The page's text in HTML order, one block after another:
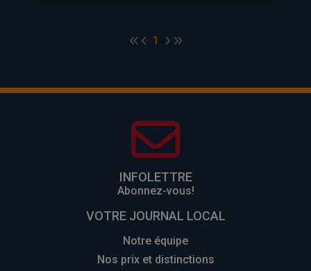
1
INFOLETTRE
Abonnez-vous!
VOTRE JOURNAL LOCAL
Notre équipe
Nos prix et distinctions